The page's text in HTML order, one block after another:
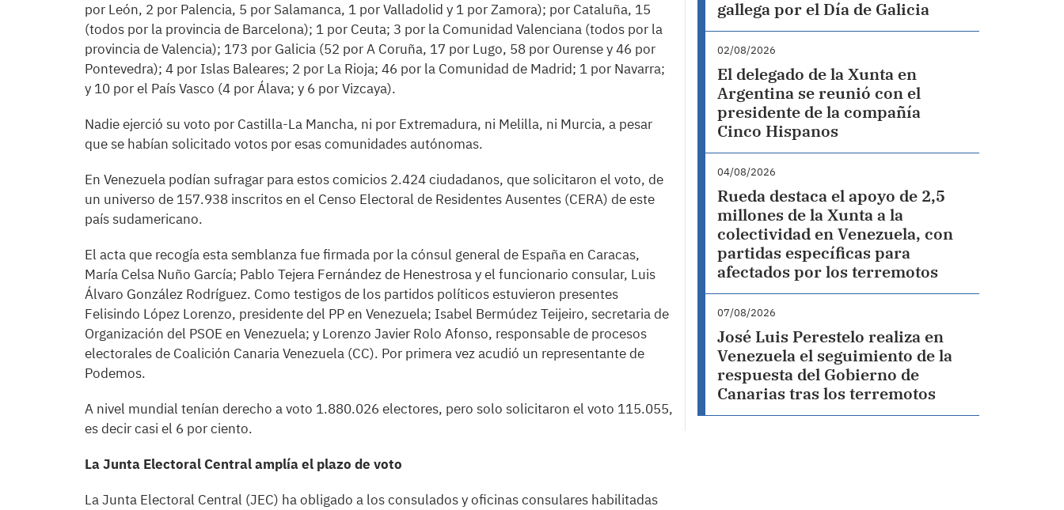
por León, 2 por Palencia, 5 por Salamanca, 1 por Valladolid y 1 por Zamora); por Cataluña, 15
(todos por la provincia de Barcelona); 1 por Ceuta; 3 por la Comunidad Valenciana (todos por la
provincia de Valencia); 173 por Galicia (52 por A Coruña, 17 por Lugo, 58 por Ourense y 46 por
Pontevedra); 4 por Islas Baleares; 2 por La Rioja; 46 por la Comunidad de Madrid; 1 por Navarra;
y 10 por el País Vasco (4 por Álava; y 6 por Vizcaya).
Nadie ejerció su voto por Castilla-La Mancha, ni por Extremadura, ni Melilla, ni Murcia, a pesar
que se habían solicitado votos por esas comunidades autónomas.
En Venezuela podían sufragar para estos comicios 2.424 ciudadanos, que solicitaron el voto, de
un universo de 157.938 inscritos en el Censo Electoral de Residentes Ausentes (CERA) de este
país sudamericano.
El acta que recogía esta semblanza fue firmada por la cónsul general de España en Caracas,
María Celsa Nuño García; Pablo Tejera Fernández de Henestrosa y el funcionario consular, Luis
Álvaro González Rodríguez. Como testigos de los partidos políticos estuvieron presentes
Felisindo López Lorenzo, presidente del PP en Venezuela; Isabel Bermúdez Teijeiro, secretaria de
Organización del PSOE en Venezuela; y Lorenzo Javier Rolo Afonso, responsable de procesos
electorales de Coalición Canaria Venezuela (CC). Por primera vez acudió un representante de
Podemos.
A nivel mundial tenían derecho a voto 1.880.026 electores, pero solo solicitaron el voto 115.055,
es decir casi el 6 por ciento.
La Junta Electoral Central amplía el plazo de voto
La Junta Electoral Central (JEC) ha obligado a los consulados y oficinas consulares habilitadas
gallega por el Día de Galicia
02/08/2026
El delegado de la Xunta en
Argentina se reunió con el
presidente de la compañía
Cinco Hispanos
04/08/2026
Rueda destaca el apoyo de 2,5
millones de la Xunta a la
colectividad en Venezuela, con
partidas específicas para
afectados por los terremotos
07/08/2026
José Luis Perestelo realiza en
Venezuela el seguimiento de la
respuesta del Gobierno de
Canarias tras los terremotos